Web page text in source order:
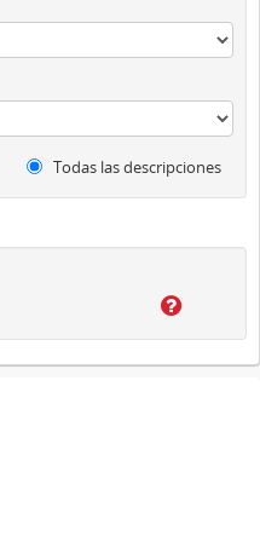
Todas las descripciones